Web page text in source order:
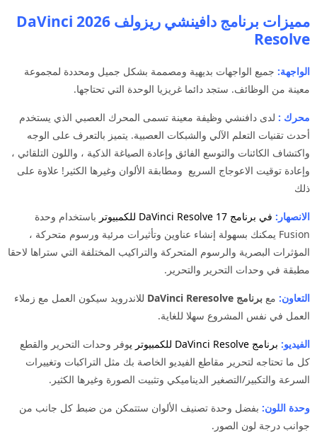
مميزات برنامج دافينشي ريزولف 2026 DaVinci
Resolve
الواجهة: جميع الواجهات بديهية ومصممة بشكل جميل ومحددة لمجموعة
معينة من الوظائف. ستجد دائما غريزيا الوحدة التي تحتاجها.
محرك : لدى دافنشي وظيفة معينة تسمى المحرك العصبي الذي يستخدم
أحدث تقنيات التعلم الآلي والشبكات العصبية. يتميز بالتعرف على الوجه
واكتشاف الكائنات والتوسع الفائق وإعادة الصياغة الذكية ، واللون التلقائي ،
وإعادة توقيت الاعوجاج السريع ومطابقة الألوان وغيرها الكثير! علاوة على
ذلك
الانصهار: في برنامج DaVinci Resolve 17 للكمبيوتر
باستخدام وحدة
Fusion يمكنك بسهولة إنشاء عناوين وتأثيرات مرئية ورسوم متحركة ،
المؤثرات البصرية والرسوم المتحركة والتراكيب المختلفة التي ستراها لاحقا
مطبقة في وحدات التحرير والتحرير.
التعاون: مع برنامج DaVinci Reresolve
للاندرويد سيكون العمل مع زملاء
العمل في نفس المشروع سهلا للغاية.
الفيديو: برنامج DaVinci Resolve للكمبيوتر ي
وفر وحدات التحرير والقطع
كل ما تحتاجه لتحرير مقاطع الفيديو الخاصة بك مثل التراكبات وتغييرات
السرعة والتكبير/التصغير الديناميكي وتثبيت الصورة وغيرها الكثير.
وحدة اللون: بفضل وحدة تصنيف الألوان ستتمكن من ضبط كل جانب من
جوانب درجة لون الصور.